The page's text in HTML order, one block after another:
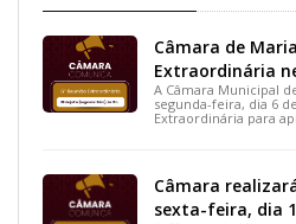
Câmara de
Extraordinária
A Câmara Municipal
segunda-feira, dia 6
Extraordinária para
Câmara
sexta-feira, dia